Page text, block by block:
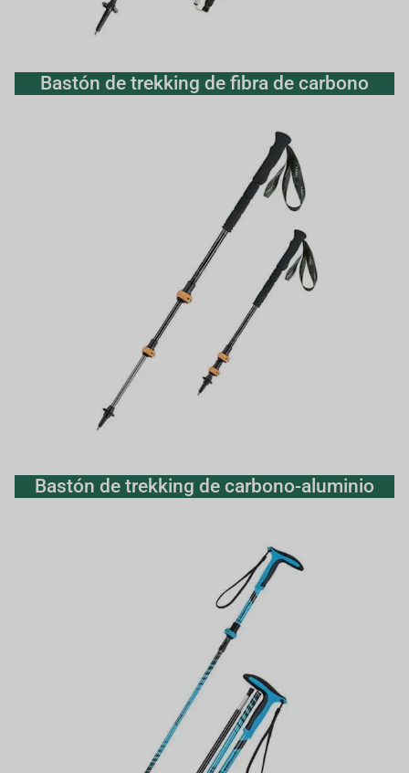
Bastón de trekking de fibra de carbono
Bastón de trekking de carbono-aluminio